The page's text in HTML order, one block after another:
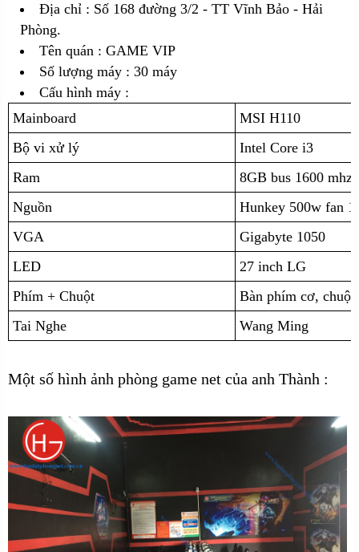
Địa chỉ : Số 168 đường 3/2 - TT Vĩnh Bảo - Hải
Phòng.
Tên quán : GAME VIP
Số lượng máy : 30 máy
Cấu hình máy :
Mainboard
MSI H110
Bộ vi xử lý
Intel Core i3
Ram
8GB bus 1600 mhz
Nguồn
Hunkey 500w fan
VGA
Gigabyte 1050
LED
27 inch LG
Phím + Chuột
Bàn phím cơ, chuột
Tai Nghe
Wang Ming
Một số hình ảnh phòng game net của anh Thành :